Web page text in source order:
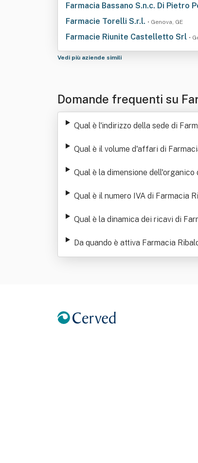
Farmacia Bassano S.n.c. Di Pietro
Farmacie Torelli S.r.l. • Genova, GE
Farmacie Riunite Castelletto Srl •
Vedi più aziende simili
Domande frequenti su
Qual è l'indirizzo della sede di
Qual è il volume d'affari di
Qual è la dimensione
Qual è il numero IVA di Farmacia
Qual è la dinamica dei ricavi di
Da quando è attiva Farmacia